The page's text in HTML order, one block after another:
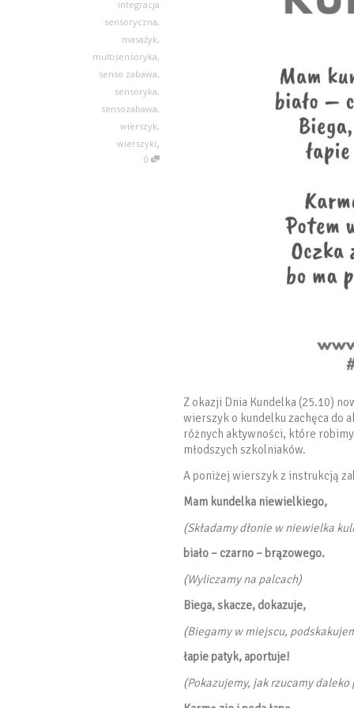
integracja
sensoryczna,
masażyk,
multisensoryka,
senso zabawa,
sensoryka,
sensozabawa,
wierszyk,
wierszyki,
0
Z okazji Dnia Kundelka (25.10)
wierszyk o kundelku zachęca do
różnych aktywności, które
młodszych szkolniaków.
A poniżej wierszyk z instrukcją
Mam kundelka niewielkiego,
(Składamy dłonie w niewielka
biało – czarno – brązowego.
(Wyliczamy na palcach)
Biega, skacze, dokazuje,
(Biegamy w miejscu,
łapie patyk, aportuje!
(Pokazujemy, jak rzucamy daleko